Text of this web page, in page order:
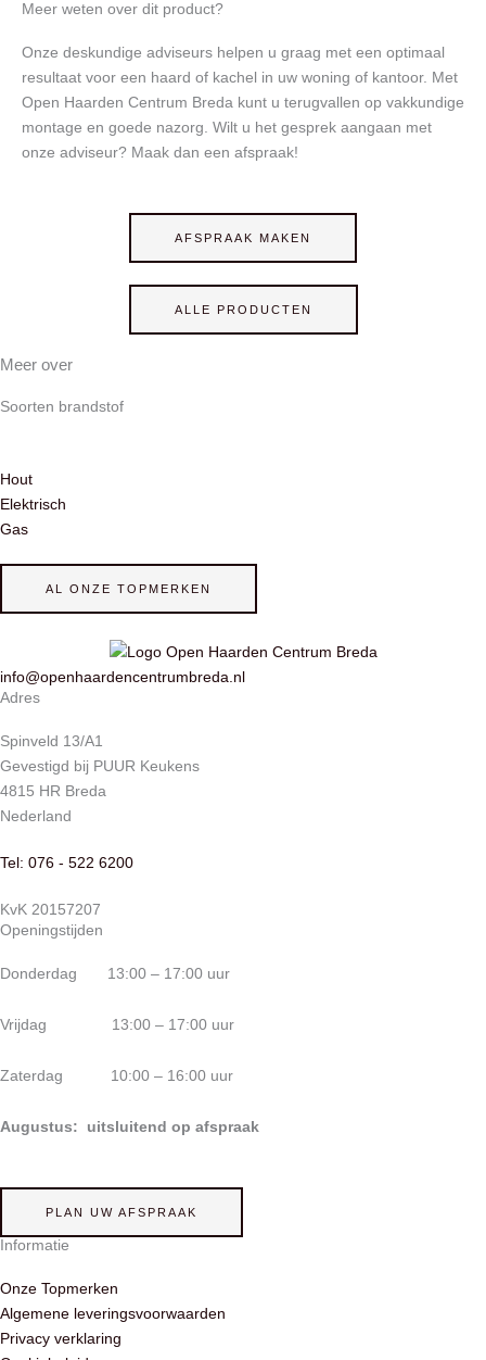
Meer weten over dit product?
Onze deskundige adviseurs helpen u graag met een optimaal
resultaat voor een haard of kachel in uw woning of kantoor. Met
Open Haarden Centrum Breda kunt u terugvallen op vakkundige
montage en goede nazorg. Wilt u het gesprek aangaan met
onze adviseur? Maak dan een afspraak!
AFSPRAAK MAKEN
ALLE PRODUCTEN
Meer over
Soorten brandstof
Hout
Elektrisch
Gas
AL ONZE TOPMERKEN
info@openhaardencentrumbreda.nl
Adres
Spinveld 13/A1
Gevestigd bij PUUR Keukens
4815 HR Breda
Nederland
Tel: 076 - 522 6200
KvK 20157207
Openingstijden
Donderdag 13:00 – 17:00 uur
Vrijdag 13:00 – 17:00 uur
Zaterdag 10:00 – 16:00 uur
Augustus: uitsluitend op afspraak
PLAN UW AFSPRAAK
Informatie
Onze Topmerken
Algemene leveringsvoorwaarden
Privacy verklaring